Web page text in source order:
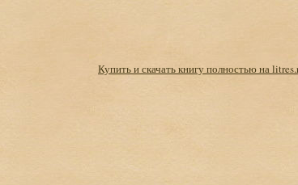
Купить и скачать книгу полностью на